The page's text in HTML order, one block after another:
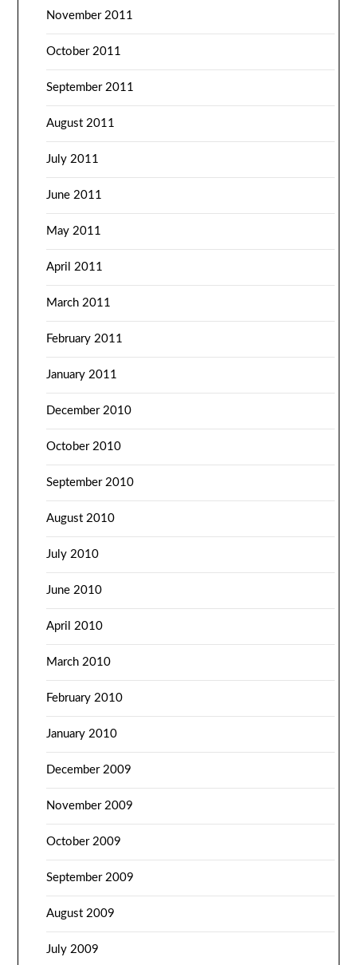
November 2011
October 2011
September 2011
August 2011
July 2011
June 2011
May 2011
April 2011
March 2011
February 2011
January 2011
December 2010
October 2010
September 2010
August 2010
July 2010
June 2010
April 2010
March 2010
February 2010
January 2010
December 2009
November 2009
October 2009
September 2009
August 2009
July 2009